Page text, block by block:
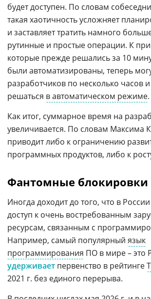
будет доступен. По словам
такая хаотичность усложняет
и заставляет тратить намного
рутинные и простые операции. К
которые прежде решались за 10
были автоматизированы, теперь
разработчиков по несколько часов
решаться в автоматическом режиме.
Как итог, суммарное время на
увеличивается. По словам Максима
приводит либо к ограничению
программных продуктов, либо к
Фантомные блокировки
Иногда доходит до того, что в
доступ к очень востребованным
ресурсам, связанным с
Например, самый популярный язык
программирования ПО в мире – это
удерживает первенство в рейтинге
2021 г. без единого перерыва.